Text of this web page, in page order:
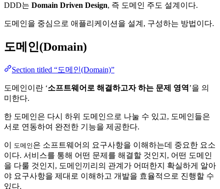
DDD는 Domain Driven Design, 즉 도메인 주도 설계이다.
도메인을 중심으로 애플리케이션을 설계, 구성하는 방법이다.
도메인(Domain)
Section titled “도메인(Domain)”
도메인이란 ‘소프트웨어로 해결하고자 하는 문제 영역’을 의
미한다.
한 도메인은 다시 하위 도메인으로 나눌 수 있고, 도메인들은
서로 연동하여 완전한 기능을 제공한다.
이 도메인 은 소프트웨어의 요구사항을 이해하는데 중요한 요소
이다. 서비스를 통해 어떤 문제를 해결할 것인지, 어떤 도메인
을 다룰 것인지, 도메인끼리의 관계가 어떠한지 확실하게 알아
야 요구사항을 제대로 이해하고 개발을 효율적으로 진행할 수
있다.